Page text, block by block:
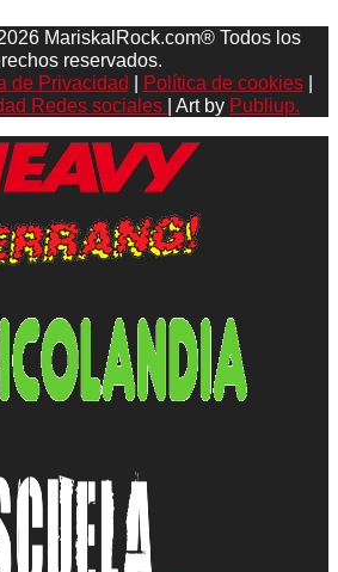
MariskalRock.com® Todos los
reservados.
de Privacidad Política de cookies|
Redes sociales
| Art by Publiup.